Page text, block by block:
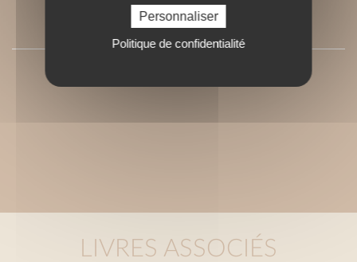
PRESSE
LIVRES ASSOCIÉS
Personnaliser
Politique de confidentialité